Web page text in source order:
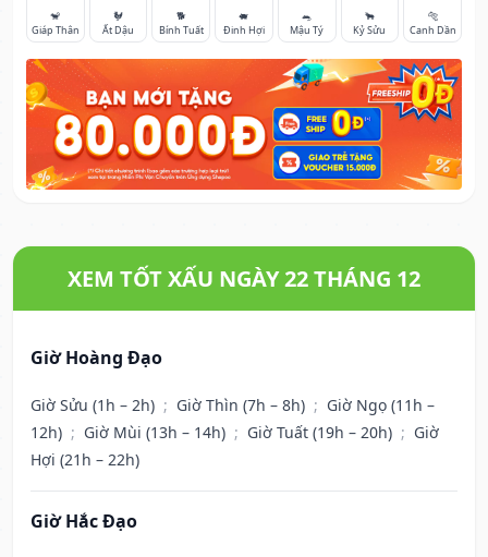
🐒
Giáp Thân
🐓
Ất Dậu
🐕
Bính Tuất
🐖
Đinh Hợi
🐀
Mậu Tý
🐂
Kỷ Sửu
🐅
Canh Dần
XEM TỐT XẤU NGÀY 22 THÁNG 12
Giờ Hoàng Đạo
Giờ Sửu (1h – 2h) ; Giờ Thìn (7h – 8h) ; Giờ Ngọ (11h –
12h) ; Giờ Mùi (13h – 14h) ; Giờ Tuất (19h – 20h) ; Giờ
Hợi (21h – 22h)
Giờ Hắc Đạo